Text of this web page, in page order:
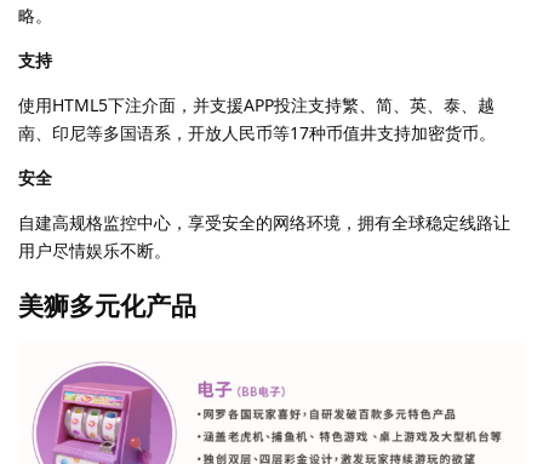
略。
支持
使用HTML5下注介面，并支援APP投注支持繁、简、英、泰、越
南、印尼等多国语系，开放人民币等17种币值井支持加密货币。
安全
自建高规格监控中心，享受安全的网络环境，拥有全球稳定线路让
用户尽情娱乐不断。
美狮多元化产品